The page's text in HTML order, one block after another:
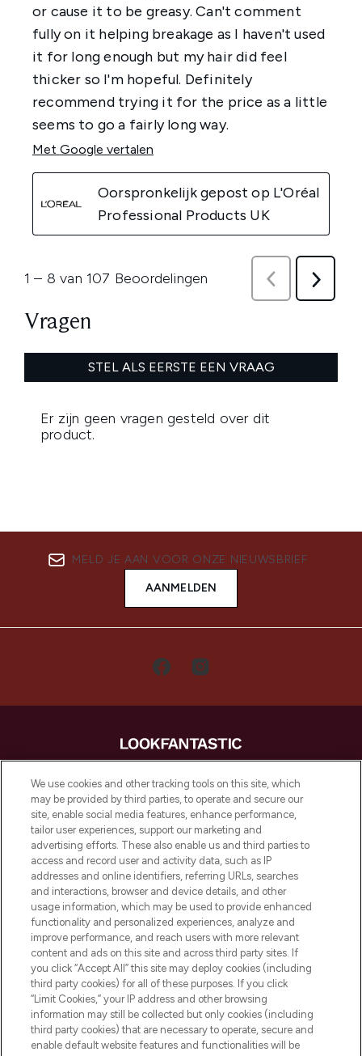
MELD JE AAN VOOR ONZE NIEUWSBRIEF
AANMELDEN
LOOKFANTASTIC is de ultieme online
beautybestemming van Europa, met de
beste huidverzorging, haarproducten en
make-up van meer dan 200 topmerken.
Shop online of via de app, met gratis
verzending vanaf €40.
Cookie-toestemming
Do Not Sell or Share My Personal
Information
HELP & INFORMATIE
BEDRIJFSINFORMATIE
We use cookies and other tracking tools on this site, which
may be provided by third parties, to operate and secure our
site, enable social media features, enhance performance,
tailor user experiences, support our marketing and
advertising efforts. These also enable us and third parties to
access and record user and activity data, such as IP
addresses and online identifiers, referring URLs, searches
and interactions, browser and device details, and other
usage information, which may be used to provide enhanced
functionality and personalized experiences, analyze and
improve performance, and reach users with more relevant
content and ads on this site and across third party sites. If
you click “Accept All” this site may deploy cookies (including
third party cookies) for all of these purposes. If you click
“Limit Cookies,” your IP address and other browsing
information may still be collected but only cookies (including
third party cookies) that are necessary to operate, secure and
enable default website features and functionalities will be